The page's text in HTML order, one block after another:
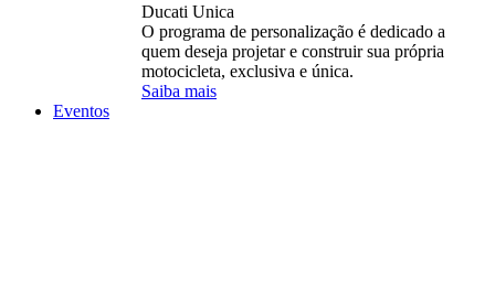
Ducati Unica
O programa de personalização é dedicado a
quem deseja projetar e construir sua própria
motocicleta, exclusiva e única.
Saiba mais
Eventos